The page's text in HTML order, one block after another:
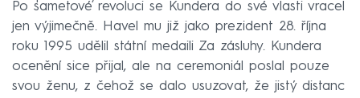
Po sametové revoluci se Kundera do své vlasti vracel
jen výjimečně. Havel mu již jako prezident 28. října
roku 1995 udělil státní medaili Za zásluhy. Kundera
ocenění sice přijal, ale na ceremoniál poslal pouze
svou ženu, z čehož se dalo usuzovat, že jistý distanc